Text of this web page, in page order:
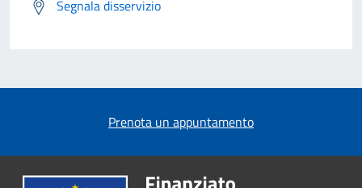
Segnala disservizio
Prenota un appuntamento